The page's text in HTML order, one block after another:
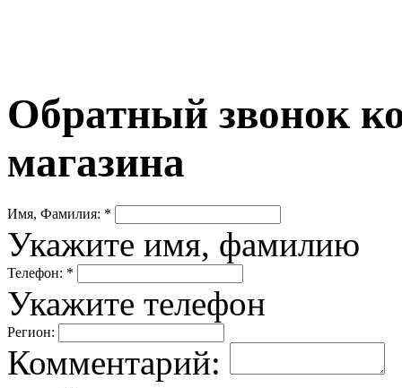
Обратный звонок
магазина
Имя, Фамилия: *
Укажите имя, фамилию
Телефон: *
Укажите телефон
Регион:
Комментарий: